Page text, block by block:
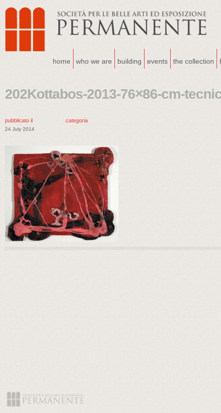
home who we are building events the collection
202Kottabos-2013-76×86-cm-
pubblicato il
24 July 2014
categoria